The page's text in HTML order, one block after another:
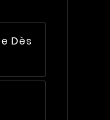
Dès